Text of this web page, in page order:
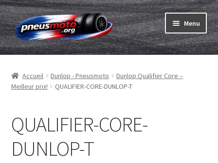
Aller
à
la
navigation
Aller
au
contenu
Menu
Pneus
Ouvrir
Chambres & fonds
Commander
Marques
Accueil Dunlop - Pneusmoto
Dunlop Qualifier Core –
Meilleur prix!
QUALIFIER-CORE-DUNLOP-T
QUALIFIER-CORE-
DUNLOP-T